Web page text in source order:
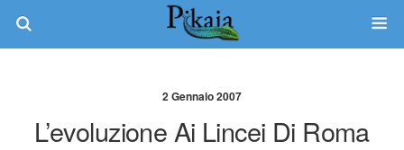
2 Gennaio 2007
L’evoluzione Ai Lincei Di Roma